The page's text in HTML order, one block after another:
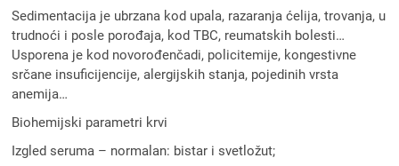
Sedimentacija je ubrzana kod upala, razaranja ćelija, trovanja, u
trudnoći i posle porođaja, kod TBC, reumatskih bolesti…
Usporena je kod novorođenčadi, policitemije, kongestivne
srčane insuficijencije, alergijskih stanja, pojedinih vrsta
anemija…
Biohemijski parametri krvi
Izgled seruma – normalan: bistar i svetložut;